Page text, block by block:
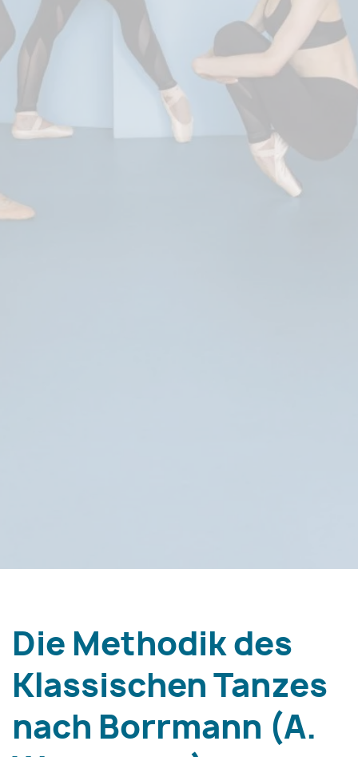
Die Methodik des
Klassischen Tanzes
nach Borrmann (A.